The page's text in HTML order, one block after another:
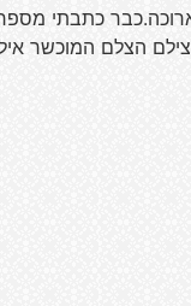
כתבתי
הצלם המוכשר